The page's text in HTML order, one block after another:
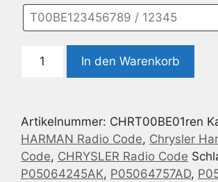
Code
Chrysler
HARMAN
MyGIG
NTG4
In den Warenkorb
Artikelnummer: CHRT00BE01ren
HARMAN Radio Code, Chrysler
Code, CHRYSLER Radio Code
P05064245AK, P05064757AD,